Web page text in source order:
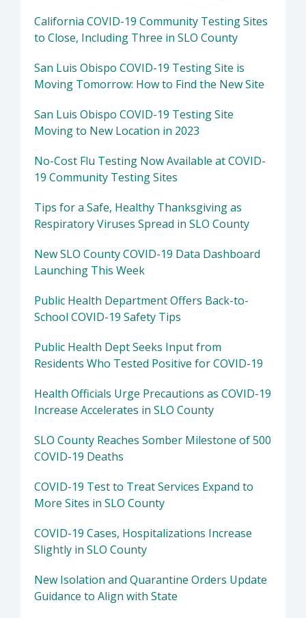
California COVID-19 Community Testing Sites
to Close, Including Three in SLO County
San Luis Obispo COVID-19 Testing Site is
Moving Tomorrow: How to Find the New Site
San Luis Obispo COVID-19 Testing Site
Moving to New Location in 2023
No-Cost Flu Testing Now Available at COVID-
19 Community Testing Sites
Tips for a Safe, Healthy Thanksgiving as
Respiratory Viruses Spread in SLO County
New SLO County COVID-19 Data Dashboard
Launching This Week
Public Health Department Offers Back-to-
School COVID-19 Safety Tips
Public Health Dept Seeks Input from
Residents Who Tested Positive for COVID-19
Health Officials Urge Precautions as COVID-19
Increase Accelerates in SLO County
SLO County Reaches Somber Milestone of 500
COVID-19 Deaths
COVID-19 Test to Treat Services Expand to
More Sites in SLO County
COVID-19 Cases, Hospitalizations Increase
Slightly in SLO County
New Isolation and Quarantine Orders Update
Guidance to Align with State